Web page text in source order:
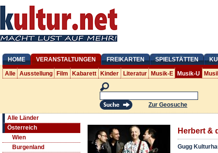
HOME VERANSTALTUNGEN FREIKARTEN SPIELSTÄTTEN
Alle Ausstellung Film Kabarett Kinder Literatur Musik-E Musik-U
Zur Geosuche
Alle Länder
Österreich
Wien
Burgenland
Herbert &
Gugg